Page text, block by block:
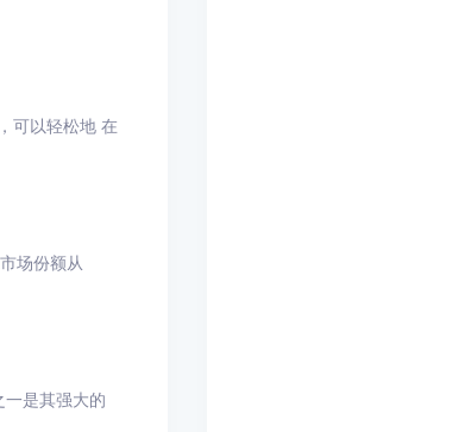
可以轻松地 在
场份额从
是其强大的